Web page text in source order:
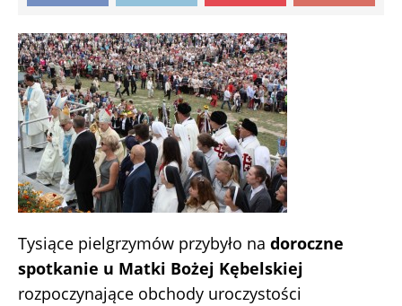
Tysiące pielgrzymów przybyło na doroczne
spotkanie u Matki Bożej Kębelskiej
rozpoczynające obchody uroczystości